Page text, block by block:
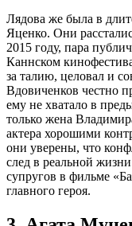
Лядова же была в
Яценко. Они
2015 году, пара
Каннском
за талию, целовал и
Вдовиченков честно
ему не хватало в
только жена
актера хорошими
они уверены, что
след в реальной
супругов в фильме
главного героя.